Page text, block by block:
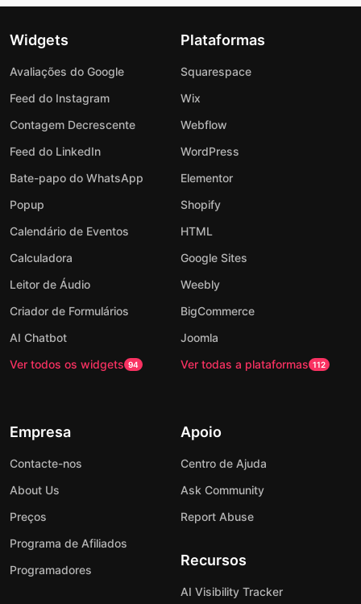
Widgets
Avaliações do Google
Feed do Instagram
Contagem Decrescente
Feed do LinkedIn
Bate-papo do WhatsApp
Popup
Calendário de Eventos
Calculadora
Leitor de Áudio
Criador de Formulários
AI Chatbot
Ver todos os widgets 94
Plataformas
Squarespace
Wix
Webflow
WordPress
Elementor
Shopify
HTML
Google Sites
Weebly
BigCommerce
Joomla
Ver todas a plataformas 112
Empresa
Contacte-nos
About Us
Preços
Programa de Afiliados
Programadores
Apoio
Centro de Ajuda
Ask Community
Report Abuse
Recursos
AI Visibility Tracker